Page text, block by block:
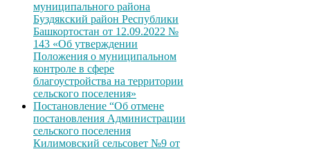
муниципального района
Буздякский район Республики
Башкортостан от 12.09.2022 №
143 «Об утверждении
Положения о муниципальном
контроле в сфере
благоустройства на территории
сельского поселения»
Постановление “Об отмене
постановления Администрации
сельского поселения
Килимовский сельсовет №9 от